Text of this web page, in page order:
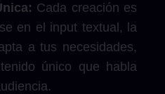
Cada creación es
en el input textual, la
a tus necesidades,
único que habla